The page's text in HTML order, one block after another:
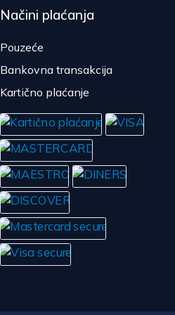
Načini plaćanja
Pouzeće
Bankovna transakcija
Kartično plaćanje